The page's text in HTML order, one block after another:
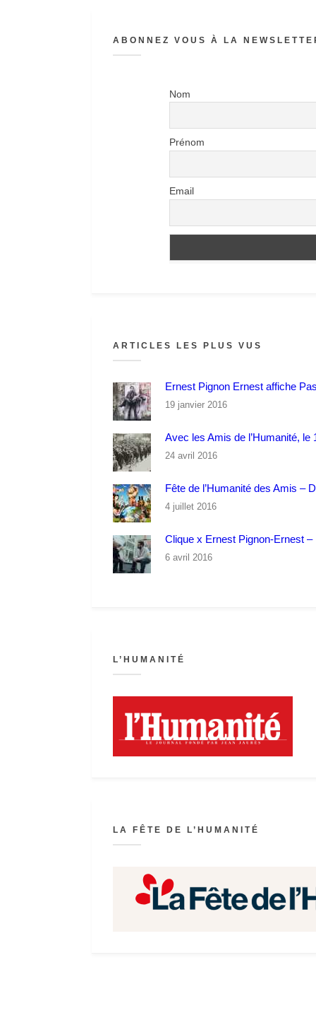
ABONNEZ VOUS À LA
Nom
Prénom
Email
ARTICLES LES PLUS VUS
Ernest Pignon Ernest affiche
19 janvier 2016
Avec les Amis de l’Humanité, le
24 avril 2016
Fête de l’Humanité des Amis –
4 juillet 2016
Clique x Ernest Pignon-Ernest
6 avril 2016
L’HUMANITÉ
LA FÊTE DE L’HUMANITÉ